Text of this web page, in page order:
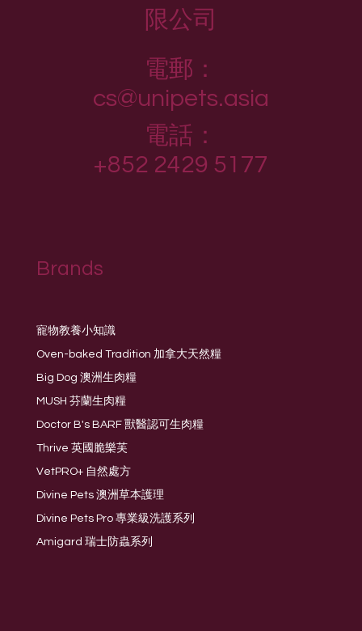
Brands
寵物教養小知識
Oven-baked Tradition 加拿大天然糧
Big Dog 澳洲生肉糧
MUSH 芬蘭生肉糧
Doctor B's BARF 獸醫認可生肉糧
Thrive 英國脆樂芙
VetPRO+ 自然處方
Divine Pets 澳洲草本護理
Divine Pets Pro 專業級洗護系列
Amigard 瑞士防蟲系列
限公司
電郵：
cs@unipets.asia
電話：
+852 2429 5177